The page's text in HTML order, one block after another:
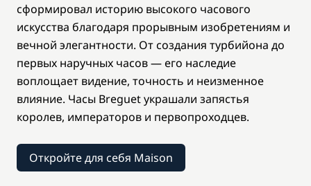
сформировал историю высокого часового
искусства благодаря прорывным изобретениям и
вечной элегантности. От создания турбийона до
первых наручных часов — его наследие
воплощает видение, точность и неизменное
влияние. Часы Breguet украшали запястья
королев, императоров и первопроходцев.
Откройте для себя Maison